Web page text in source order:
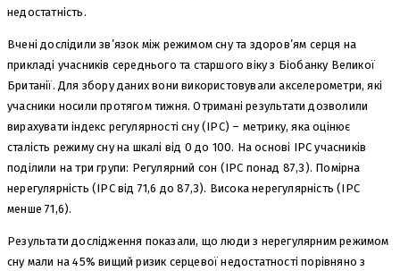
недостатність.
Вчені дослідили зв’язок між режимом сну та здоров’ям серця на
прикладі учасників середнього та старшого віку з Біобанку Великої
Британії. Для збору даних вони використовували акселерометри, які
учасники носили протягом тижня. Отримані результати дозволили
вирахувати індекс регулярності сну (ІРС) – метрику, яка оцінює
сталість режиму сну на шкалі від 0 до 100. На основі ІРС учасників
поділили на три групи: Регулярний сон (ІРС понад 87,3). Помірна
нерегулярність (ІРС від 71,6 до 87,3). Висока нерегулярність (ІРС
менше 71,6).
Результати дослідження показали, що люди з нерегулярним режимом
сну мали на 45% вищий ризик серцевої недостатності порівняно з